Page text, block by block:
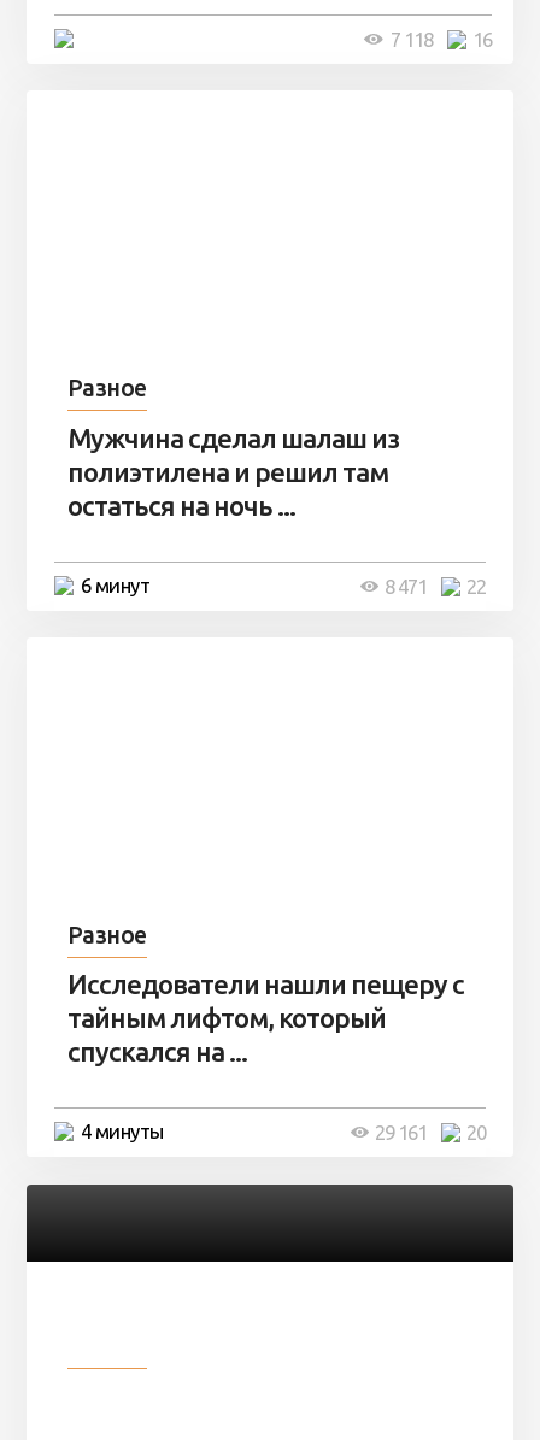
16
7 118
Разное
Мужчина сделал шалаш из
полиэтилена и решил там
остаться на ночь ...
6 минут 22
8 471
Разное
Исследователи нашли пещеру с
тайным лифтом, который
спускался на ...
4 минуты 20
29 161